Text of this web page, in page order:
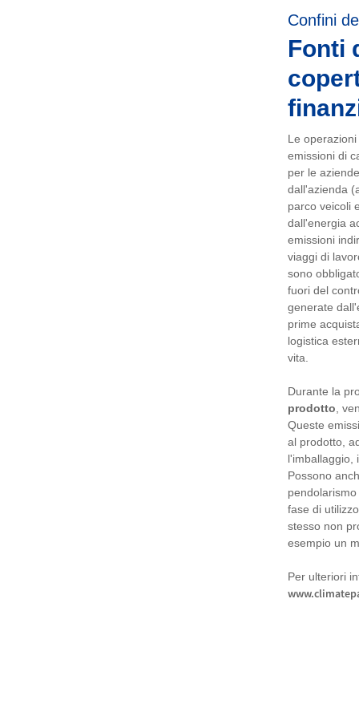
Confini
Fonti
Le
emissioni di
per le
dall'azienda
parco veicoli
dall'energia
emissioni
viaggi di
sono
fuori del
generate
prime
logistica
vita.
Durante la
prodotto ,
Queste
al prodotto,
l'imballaggio,
Possono
fase di
stesso non
esempio un
Per ulteriori